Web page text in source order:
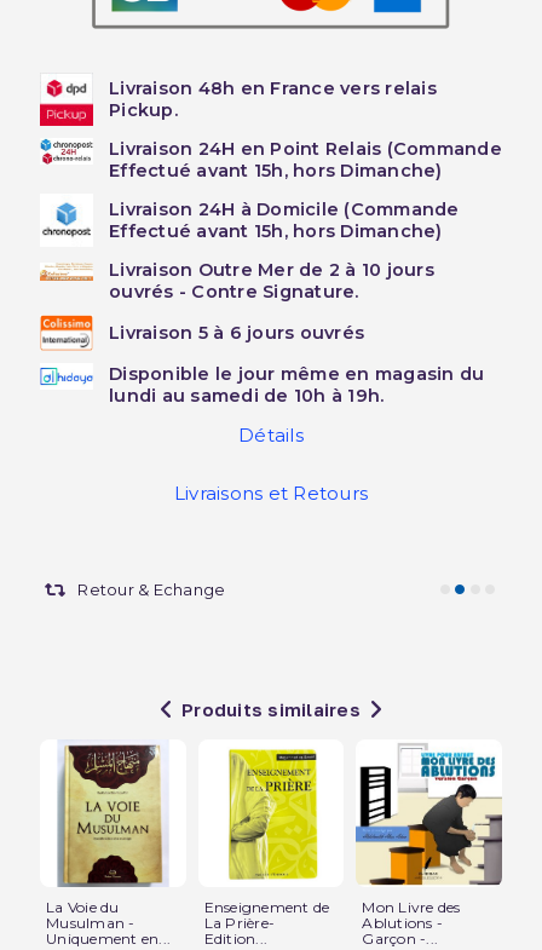
Livraison 48h en France vers relais
Pickup.
Livraison 24H en Point Relais (Commande
Effectué avant 15h, hors Dimanche)
Livraison 24H à Domicile (Commande
Effectué avant 15h, hors Dimanche)
Livraison Outre Mer de 2 à 10 jours
ouvrés - Contre Signature.
Livraison 5 à 6 jours ouvrés
Disponible le jour même en magasin du
lundi au samedi de 10h à 19h.
Détails
Livraisons et Retours
Retour & Echange
Produits similaires
La Voie du
Musulman -
Uniquement en...
Enseignement de
La Prière-
Edition...
Mon Livre des
Ablutions -
Garçon -...